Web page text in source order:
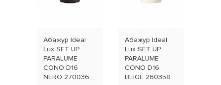
Абажур Ideal
Lux SET UP
PARALUME
CONO D16
NERO 270036
Абажур Ideal
Lux SET UP
PARALUME
CONO D16
BEIGE 260358